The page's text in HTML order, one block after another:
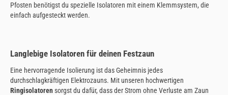
Pfosten benötigst du spezielle Isolatoren mit einem Klemmsystem, die
einfach aufgesteckt werden.
Langlebige Isolatoren für deinen Festzaun
Eine hervorragende Isolierung ist das Geheimnis jedes
durchschlagkräftigen Elektrozauns. Mit unseren hochwertigen
Ringisolatorensorgst du dafür, dass der Strom ohne Verluste am Zaun